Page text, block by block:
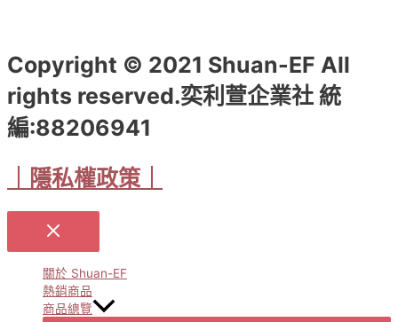
Copyright © 2021 Shuan-EF All
rights reserved.奕利萱企業社 統
編:88206941
｜隱私權政策｜
關於 Shuan-EF
熱銷商品
商品總覽